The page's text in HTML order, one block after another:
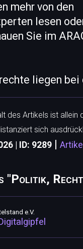
mehr von den
lesen
Sie im
liegen
des Artikels ist
sich
| ID: 9289 |
"Politik,
e.V.